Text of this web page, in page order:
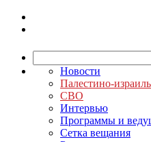
Новости
Палестино-
СВО
Интервью
Программы и
Сетка вещания